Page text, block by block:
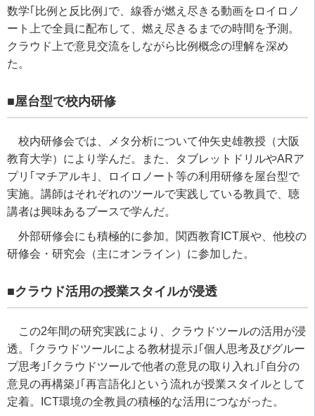
数学｢比例と反比例｣で、線香が燃え尽きる動画をロイロノ
ート上で全員に配布して、燃え尽きるまでの時間を予測。
クラウド上で意見交流をしながら比例概念の理解を深め
た。
■屋台型で校内研修
校内研修会では、メタ分析について仲矢史雄教授（大阪
教育大学）により学んだ。また、タブレットドリルやARア
プリ｢マチアルキ｣、ロイロノート等の利用研修を屋台型で
実施。講師はそれぞれのツールで実践している教員で、聴
講者は興味あるブースで学んだ。
外部研修会にも積極的に参加。関西教育 ICT展や、他校の
研修会・研究会（主にオンライン）に参加した。
■クラウド活用の授業スタイルが浸透
この2年間の研究実践により、クラウドツールの活用が浸
透。｢クラウドツールによる教材提示｣｢個人思考及びグルー
プ思考｣｢クラウドツールで他者の意見の取り入れ｣｢自分の
意見の再構築｣｢再言語化｣という流れが授業スタイルとして
定着。
ICT環境の全教員の積極的な活用につながった。